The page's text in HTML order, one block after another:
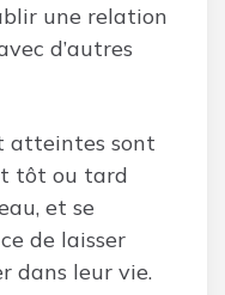
une relation
d’autres
atteintes sont
tôt ou tard
et se
de laisser
dans leur vie.